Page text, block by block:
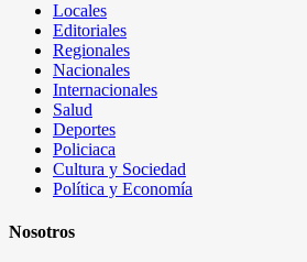
Locales
Editoriales
Regionales
Nacionales
Internacionales
Salud
Deportes
Policiaca
Cultura y Sociedad
Política y Economía
Nosotros